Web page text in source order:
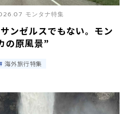
ンゼルスでもない。モン
の原風景”
モンタナ特集
海外旅行特集